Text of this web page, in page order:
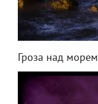
Гроза над морем